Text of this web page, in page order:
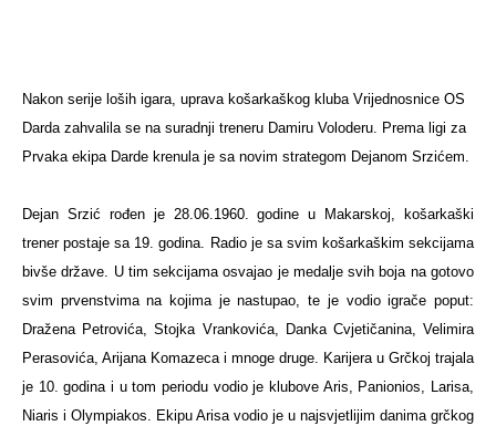
Nakon serije loših igara, uprava košarkaškog kluba Vrijednosnice OS
Darda zahvalila se na suradnji treneru Damiru Voloderu. Prema ligi za
Prvaka ekipa Darde krenula je sa novim strategom Dejanom Srzićem.
Dejan Srzić rođen je 28.06.1960. godine u Makarskoj, košarkaški
trener postaje sa 19. godina. Radio je sa svim košarkaškim sekcijama
bivše države. U tim sekcijama osvajao je medalje svih boja na gotovo
svim prvenstvima na kojima je nastupao, te je vodio igrače poput:
Dražena Petrovića, Stojka Vrankovića, Danka Cvjetičanina, Velimira
Perasovića, Arijana Komazeca i mnoge druge. Karijera u Grčkoj trajala
je 10. godina i u tom periodu vodio je klubove Aris, Panionios, Larisa,
Niaris i Olympiakos. Ekipu Arisa vodio je u najsvjetlijim danima grčkog